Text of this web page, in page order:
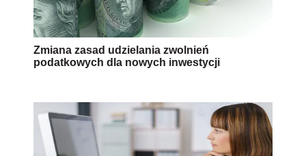
Zmiana zasad udzielania zwolnień
podatkowych dla nowych inwestycji